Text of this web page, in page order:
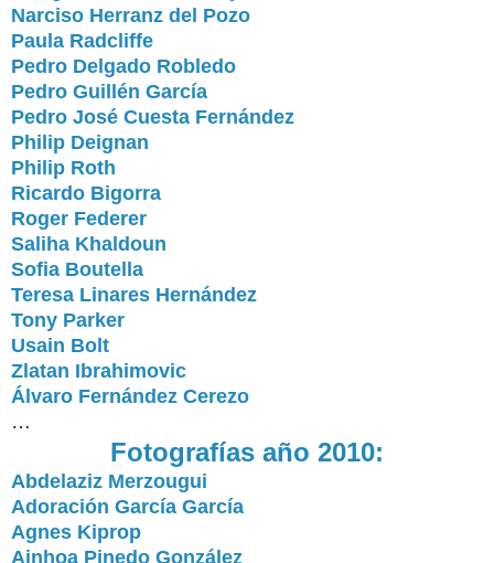
Narciso Herranz del Pozo
Paula Radcliffe
Pedro Delgado Robledo
Pedro Guillén García
Pedro José Cuesta Fernández
Philip Deignan
Philip Roth
Ricardo Bigorra
Roger Federer
Saliha Khaldoun
Sofia Boutella
Teresa Linares Hernández
Tony Parker
Usain Bolt
Zlatan Ibrahimovic
Álvaro Fernández Cerezo
…
Fotografías año 2010:
Abdelaziz Merzougui
Adoración García García
Agnes Kiprop
Ainhoa Pinedo González